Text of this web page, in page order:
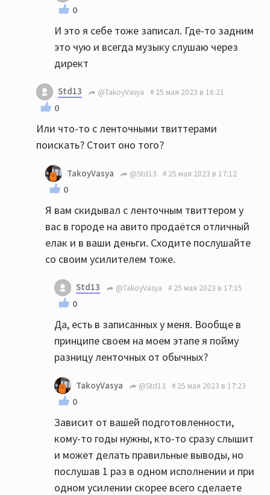
0
И это я себе тоже записал. Где-то задним
это чую и всегда музыку слушаю через
директ
Std13 @TakoyVasya 25 мая 2023 в 16:21
0
Или что-то с ленточными твиттерами
поискать? Стоит оно того?
TakoyVasya @Std13 25 мая 2023 в 17:12
0
Я вам скидывал с ленточным твиттером у
вас в городе на авито продаётся отличный
елак и в ваши деньги. Сходите послушайте
со своим усилителем тоже.
Std13 @TakoyVasya 25 мая 2023 в 17:15
0
Да, есть в записанных у меня. Вообще в
принципе своем на моем этапе я пойму
разницу ленточных от обычных?
TakoyVasya @Std13 25 мая 2023 в 17:23
0
Зависит от вашей подготовленности,
кому-то годы нужны, кто-то сразу слышит
и может делать правильные выводы, но
послушав 1 раз в одном исполнении и при
одном усилении скорее всего сделаете